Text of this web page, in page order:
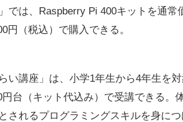
では、Raspberry Pi 400キットを通
円（税込）で購入できる。
らい講座」は、小学1年生から4年生を
円台（キット代込み）で受講できる。
されるプログラミングスキルを身に